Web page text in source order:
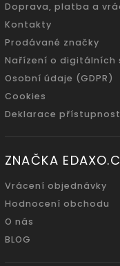
Doprava, platba a
Kontakty
Prodávané značky
Nařízení o digitálních
Osobní údaje (GDPR)
Cookies
Deklarace
ZNAČKA
Vrácení objednávky
Hodnocení obchodu
O nás
BLOG